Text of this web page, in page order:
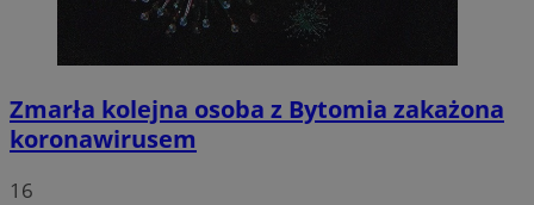
Zmarła kolejna osoba z Bytomia zakażona
koronawirusem
16